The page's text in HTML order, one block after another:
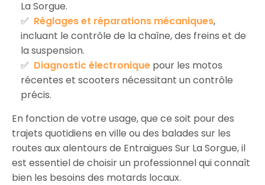
La Sorgue.
Réglages et réparations mécaniques,
incluant le contrôle de la chaîne, des freins et de
la suspension.
Diagnostic électronique pour les motos
récentes et scooters nécessitant un contrôle
précis.
En fonction de votre usage, que ce soit pour des
trajets quotidiens en ville ou des balades sur les
routes aux alentours de Entraigues Sur La Sorgue, il
est essentiel de choisir un professionnel qui connaît
bien les besoins des motards locaux.